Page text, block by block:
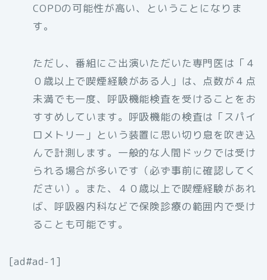
COPDの可能性が高い、ということになりま
す。
ただし、番組にご出演いただいた専門医は「４
０歳以上で喫煙経験がある人」は、点数が４点
未満でも一度、呼吸機能検査を受けることをお
すすめしています。呼吸機能の検査は「スパイ
ロメトリー」という装置に思い切り息を吹き込
んで計測します。一般的な人間ドックでは受け
られる場合が多いです（必ず事前に確認してく
ださい）。また、４０歳以上で喫煙経験があれ
ば、呼吸器内科などで保険診療の範囲内で受け
ることも可能です。
[ad#ad-1]